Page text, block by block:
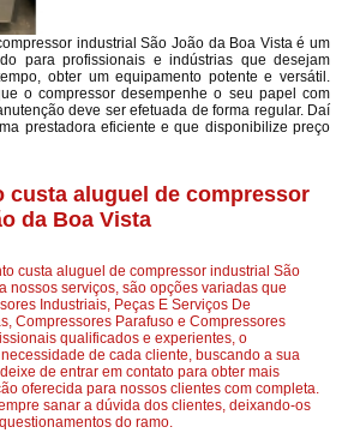
industrial São João da Boa Vista é um
para profissionais e indústrias que desejam
obter um equipamento potente e versátil.
o compressor desempenhe o seu papel com
deve ser efetuada de forma regular. Daí
prestadora eficiente e que disponibilize preço
custa aluguel de compressor
da Boa Vista
custa aluguel de compressor industrial São
nossos serviços, são opções variadas que
Industriais, Peças E Serviços De
Compressores Parafuso e Compressores
qualificados e experientes, o
de cada cliente, buscando a sua
de entrar em contato para obter mais
oferecida para nossos clientes com completa.
sanar a dúvida dos clientes, deixando-os
do ramo.